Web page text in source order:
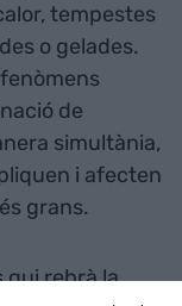
tempestes
o gelades.
de
simultània,
i afecten
grans.
qui rebrà la